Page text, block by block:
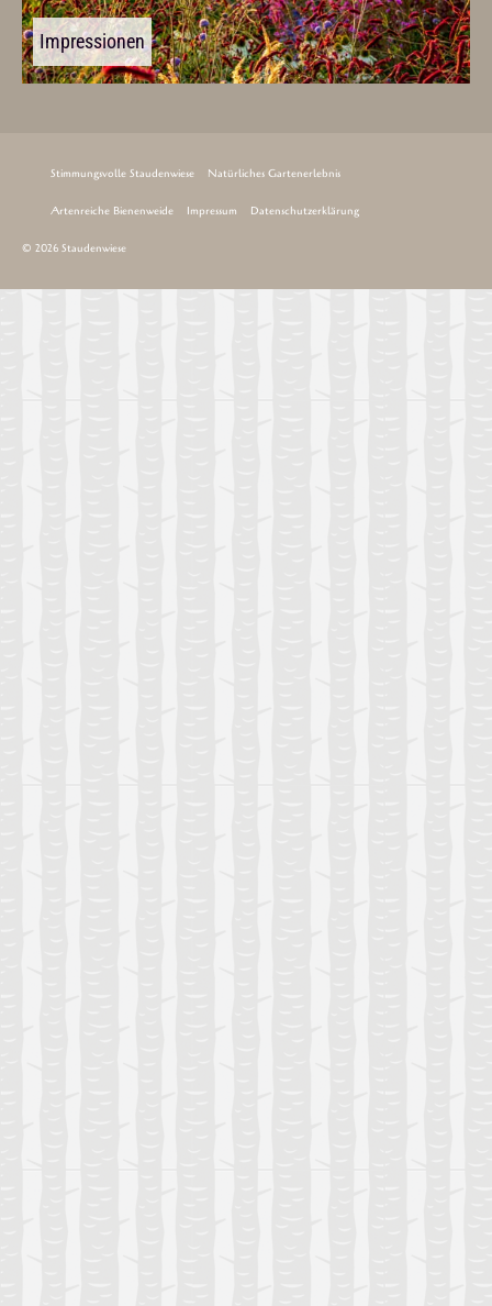
Impressionen
Stimmungsvolle Staudenwiese Natürliches Gartenerlebnis
Artenreiche Bienenweide Impressum Datenschutzerklärung
© 2026 Staudenwiese